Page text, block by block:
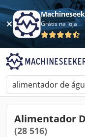
Grátis na loja
Alimentador
(28 516)